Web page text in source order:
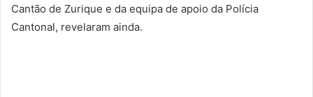
Cantão de Zurique e da equipa de apoio da Polícia
Cantonal, revelaram ainda.